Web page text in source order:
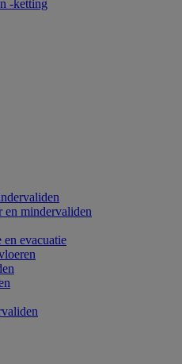
-ketting
en mindervaliden
evacuatie